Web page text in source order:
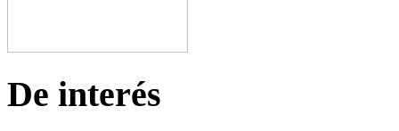
De interés